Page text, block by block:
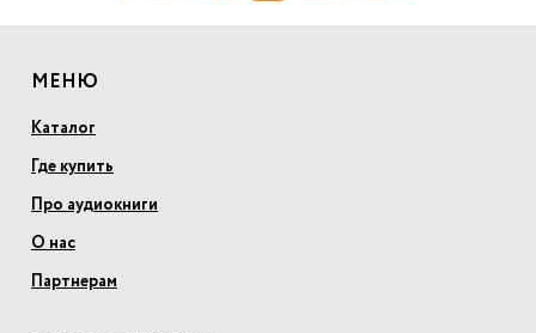
МЕНЮ
Каталог
Где купить
Про аудиокниги
О нас
Партнерам